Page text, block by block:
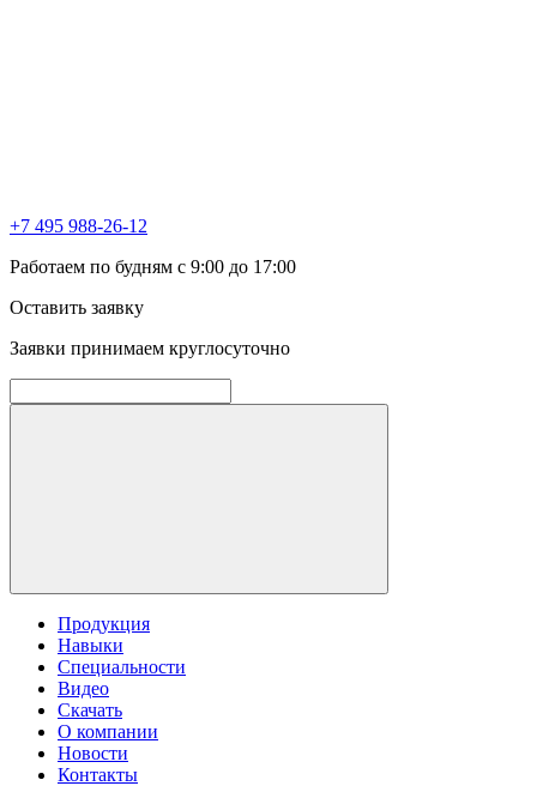
+7 495 988-26-12
Работаем по будням с 9:00 до 17:00
Оставить заявку
Заявки принимаем круглосуточно
Продукция
Навыки
Специальности
Видео
Скачать
О компании
Новости
Контакты